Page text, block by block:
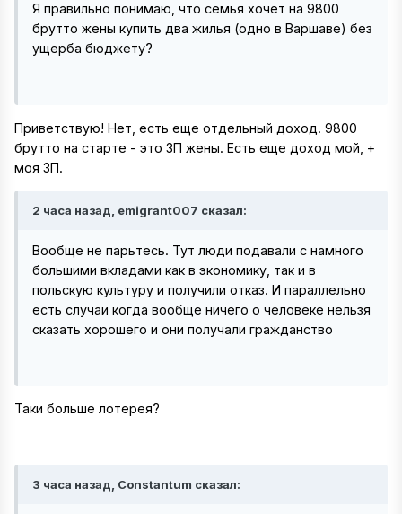
Я правильно понимаю, что семья хочет на 9800
брутто жены купить два жилья (одно в Варшаве) без
ущерба бюджету?
Приветствую! Нет, есть еще отдельный доход. 9800
брутто на старте - это ЗП жены. Есть еще доход мой, +
моя ЗП.
2 часа назад, emigrant007 сказал:
Вообще не парьтесь. Тут люди подавали с намного
большими вкладами как в экономику, так и в
польскую культуру и получили отказ. И параллельно
есть случаи когда вообще ничего о человеке нельзя
сказать хорошего и они получали гражданство
Таки больше лотерея?
3 часа назад, Constantum сказал: